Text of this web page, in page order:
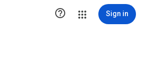
 Sign in